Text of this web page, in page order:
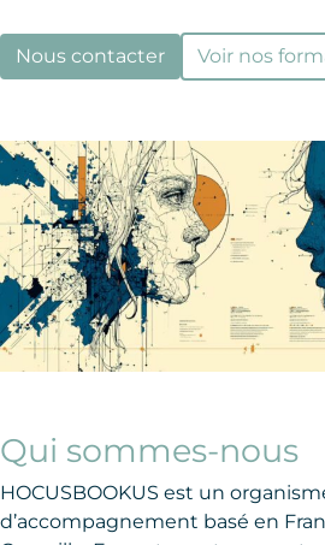
Nous contacter Voir nos
Qui sommes-nous
HOCUSBOOKUS est un
d’accompagnement basé en